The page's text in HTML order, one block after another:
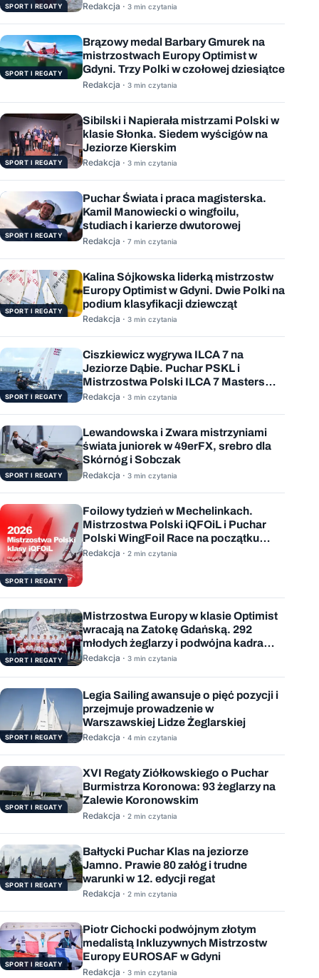
SPORT I REGATY wygranych wyścigów
Redakcja · 3 min czytania
SPORT I REGATY
Brązowy medal Barbary Gmurek na
mistrzostwach Europy Optimist w
Gdyni. Trzy Polki w czołowej dziesiątce
Redakcja · 3 min czytania
SPORT I REGATY
Sibilski i Napierała mistrzami Polski w
klasie Słonka. Siedem wyścigów na
Jeziorze Kierskim
Redakcja · 3 min czytania
SPORT I REGATY
Puchar Świata i praca magisterska.
Kamil Manowiecki o wingfoilu,
studiach i karierze dwutorowej
Redakcja · 7 min czytania
SPORT I REGATY
Kalina Sójkowska liderką mistrzostw
Europy Optimist w Gdyni. Dwie Polki na
podium klasyfikacji dziewcząt
Redakcja · 3 min czytania
SPORT I REGATY
Ciszkiewicz wygrywa ILCA 7 na
Jeziorze Dąbie. Puchar PSKL i
Mistrzostwa Polski ILCA 7 Masters
rozstrzygnięte
Redakcja · 3 min czytania
SPORT I REGATY
Lewandowska i Zwara mistrzyniami
świata juniorek w 49erFX, srebro dla
Skórnóg i Sobczak
Redakcja · 3 min czytania
SPORT I REGATY
Foilowy tydzień w Mechelinkach.
Mistrzostwa Polski iQFOiL i Puchar
Polski WingFoil Race na początku
sierpnia
Redakcja · 2 min czytania
SPORT I REGATY
Mistrzostwa Europy w klasie Optimist
wracają na Zatokę Gdańską. 292
młodych żeglarzy i podwójna kadra
Polski
Redakcja · 3 min czytania
SPORT I REGATY
Legia Sailing awansuje o pięć pozycji i
przejmuje prowadzenie w
Warszawskiej Lidze Żeglarskiej
Redakcja · 4 min czytania
SPORT I REGATY
XVI Regaty Ziółkowskiego o Puchar
Burmistrza Koronowa: 93 żeglarzy na
Zalewie Koronowskim
Redakcja · 2 min czytania
SPORT I REGATY
Bałtycki Puchar Klas na jeziorze
Jamno. Prawie 80 załóg i trudne
warunki w 12. edycji regat
Redakcja · 2 min czytania
SPORT I REGATY
Piotr Cichocki podwójnym złotym
medalistą Inkluzywnych Mistrzostw
Europy EUROSAF w Gdyni
Redakcja · 3 min czytania